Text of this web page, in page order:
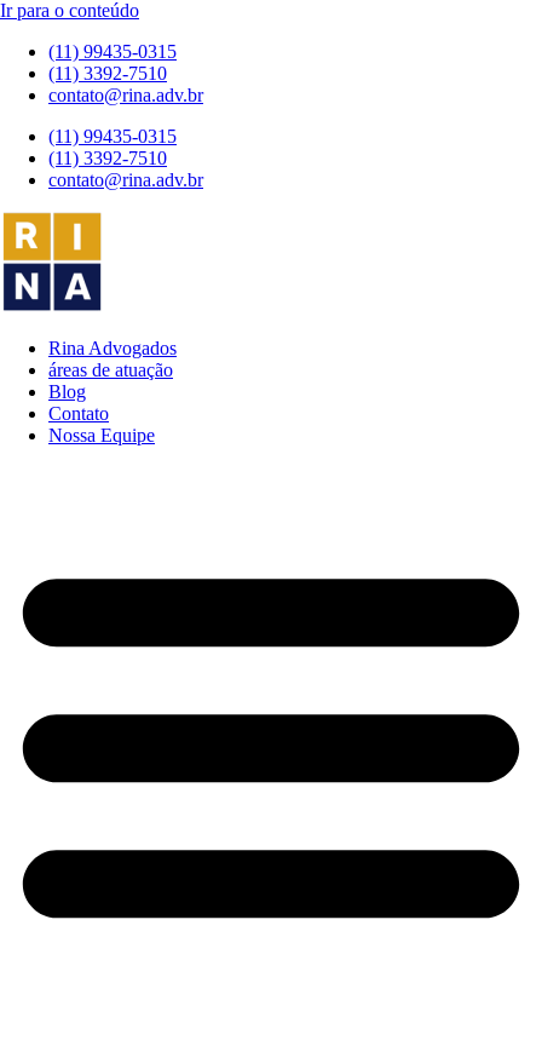
Ir para o conteúdo
(11) 99435-0315
(11) 3392-7510
contato@rina.adv.br
(11) 99435-0315
(11) 3392-7510
contato@rina.adv.br
Rina Advogados
áreas de atuação
Blog
Contato
Nossa Equipe